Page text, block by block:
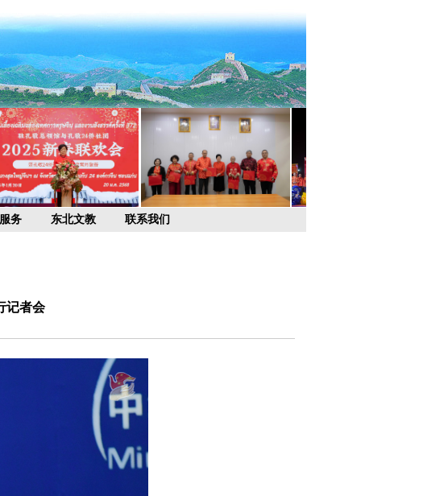
务 东北文教 联系我们
记者会